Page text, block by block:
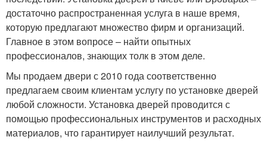
достаточно распространенная услуга в наше время,
которую предлагают множество фирм и организаций.
Главное в этом вопросе – найти опытных
профессионалов, знающих толк в этом деле.
Мы продаем двери с 2010 года соответственно
предлагаем своим клиентам услугу по установке дверей
любой сложности. Установка дверей проводится с
помощью профессиональных инструментов и расходных
материалов, что гарантирует наилучший результат.